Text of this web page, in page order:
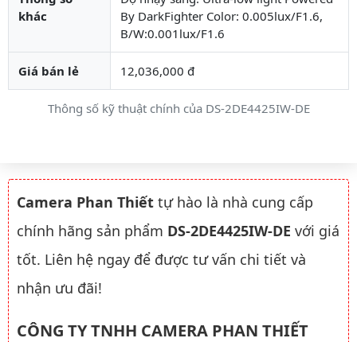
Thông số kỹ thuật chính của DS-2DE4425IW-DE
khác
By DarkFighter Color: 0.005lux/F1.6,
B/W:0.001lux/F1.6
Giá bán lẻ 12,036,000 đ
Camera Phan Thiết tự hào là nhà cung cấp
chính hãng sản phẩm DS-2DE4425IW-DE với giá
tốt. Liên hệ ngay để được tư vấn chi tiết và
nhận ưu đãi!
CÔNG TY TNHH CAMERA PHAN THIẾT